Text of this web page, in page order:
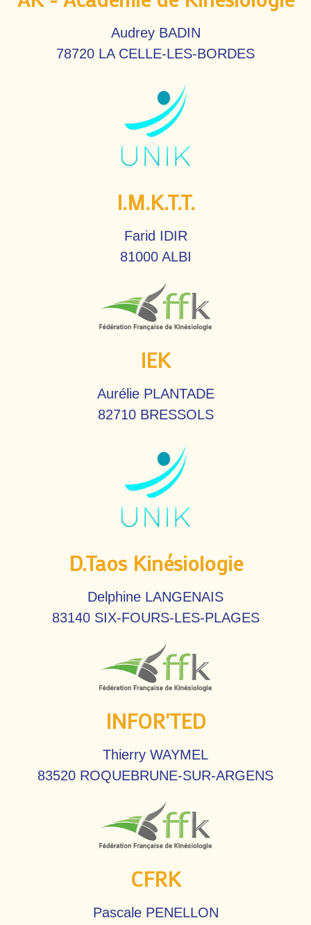
Audrey BADIN
78720 LA CELLE-LES-BORDES
I.M.K.T.T.
Farid IDIR
81000 ALBI
IEK
Aurélie PLANTADE
82710 BRESSOLS
D.Taos Kinésiologie
Delphine LANGENAIS
83140 SIX-FOURS-LES-PLAGES
INFOR'TED
Thierry WAYMEL
83520 ROQUEBRUNE-SUR-ARGENS
CFRK
Pascale PENELLON